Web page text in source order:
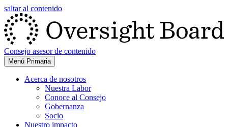
saltar al contenido
Consejo asesor de contenido
Menú Primaria
Acerca de nosotros
Nuestra Labor
Conoce al Consejo
Gobernanza
Socio
Nuestro impacto